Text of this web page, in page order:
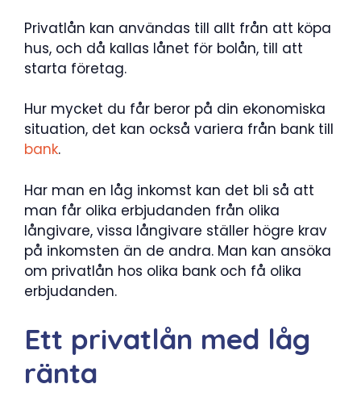
Privatlån kan användas till allt från att köpa
hus, och då kallas lånet för bolån, till att
starta företag.
Hur mycket du får beror på din ekonomiska
situation, det kan också variera från bank till
bank.
Har man en låg inkomst kan det bli så att
man får olika erbjudanden från olika
långivare, vissa långivare ställer högre krav
på inkomsten än de andra. Man kan ansöka
om privatlån hos olika bank och få olika
erbjudanden.
Ett privatlån med låg
ränta